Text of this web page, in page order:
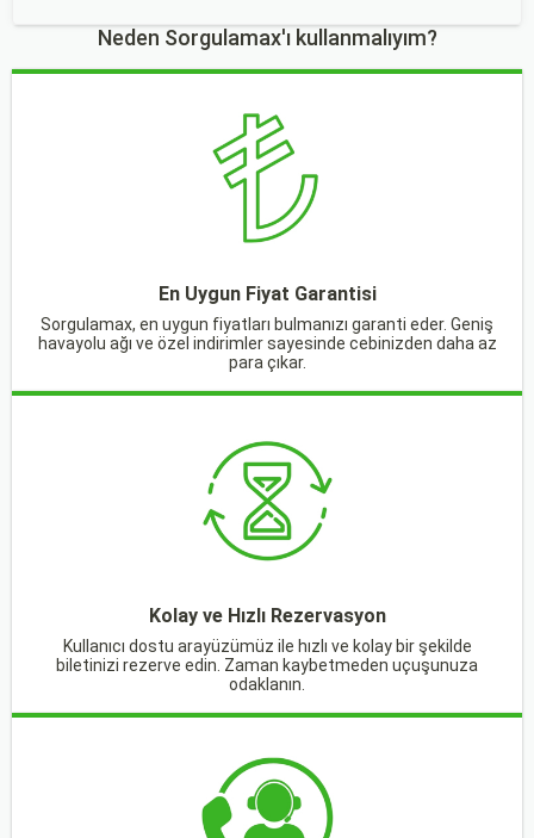
Neden Sorgulamax'ı kullanmalıyım?
En Uygun Fiyat Garantisi
Sorgulamax, en uygun fiyatları bulmanızı garanti eder. Geniş
havayolu ağı ve özel indirimler sayesinde cebinizden daha az
para çıkar.
Kolay ve Hızlı Rezervasyon
Kullanıcı dostu arayüzümüz ile hızlı ve kolay bir şekilde
biletinizi rezerve edin. Zaman kaybetmeden uçuşunuza
odaklanın.